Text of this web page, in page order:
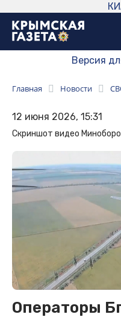
Версия
Главная Новости
12 июня 2026, 15:31
Скриншот видео
Операторы